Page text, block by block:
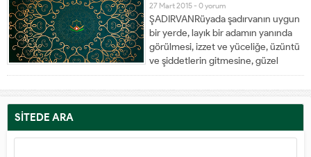
27 Mart 2015 - 0 yorum
ŞADIRVANRüyada şadırvanın uygun
bir yerde, layık bir adamın yanında
görülmesi, izzet ve yüceliğe, üzüntü
ve şiddetlerin gitmesine, güzel
haberler işitmeye yahut tatlı
nağmeler dinlemeye
yorumlanır.Sirin'e göre; rüyada
Güzel ve mükemmel bir şadırvan
SİTEDE ARA